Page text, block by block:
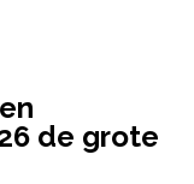
de grote